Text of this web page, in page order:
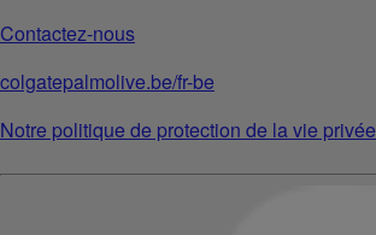
Contactez-nous
colgatepalmolive.be/fr-be
Notre politique de protection de la vie privée